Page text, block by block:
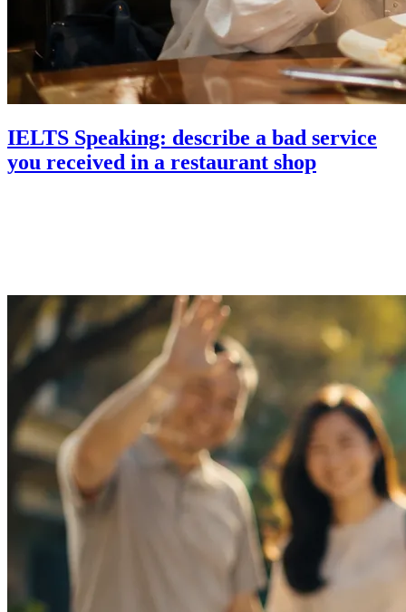
IELTS Speaking: describe a bad service
you received in a restaurant shop